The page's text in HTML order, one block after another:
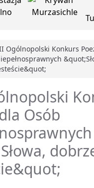
Ogólnopolski Konkurs
Osób